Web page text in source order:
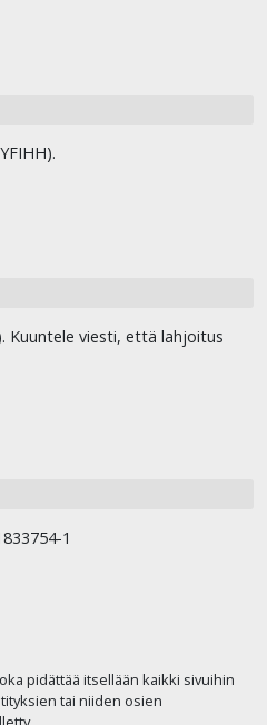
Kuuntele viesti, että lahjoitus
1
pidättää itsellään kaikki sivuihin
tai niiden osien